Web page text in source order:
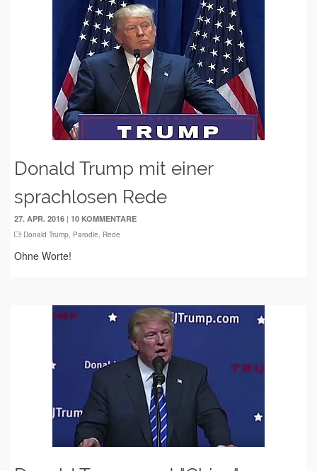
Donald Trump mit einer
sprachlosen Rede
27. APR. 2016 | 10 KOMMENTARE
Donald Trump, Parodie, Rede
Ohne Worte!